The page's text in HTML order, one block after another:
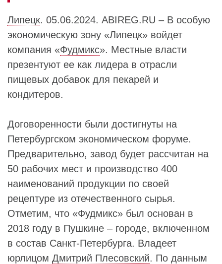
Липецк. 05.06.2024. ABIREG.RU – В особую
экономическую зону «Липецк» войдет
компания «Фудмикс». Местные власти
презентуют ее как лидера в отрасли
пищевых добавок для пекарей и
кондитеров.
Договоренности были достигнуты на
Петербургском экономическом форуме.
Предварительно, завод будет рассчитан на
50 рабочих мест и производство 400
наименований продукции по своей
рецептуре из отечественного сырья.
Отметим, что «Фудмикс» был основан в
2018 году в Пушкине – городе, включенном
в состав Санкт-Петербурга. Владеет
юрлицом Дмитрий Плесовский. По данным